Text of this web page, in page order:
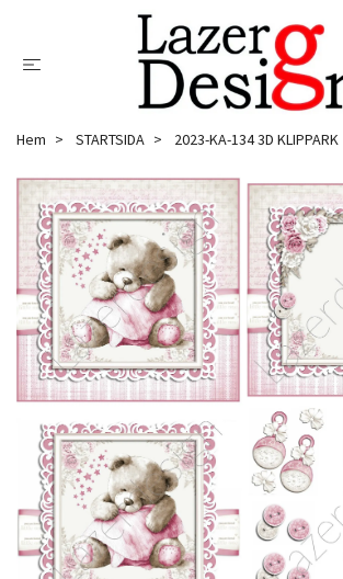
Hem STARTSIDA 2023-KA-134 3D KLIPPARK